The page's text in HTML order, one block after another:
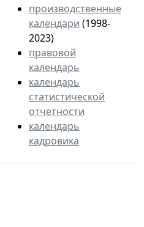
производственные
календари (1998-
2023)
правовой
календарь
календарь
статистической
отчетности
календарь
кадровика